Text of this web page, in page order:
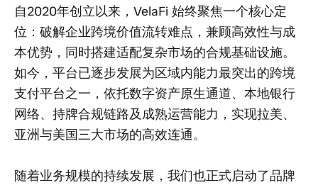
自2020年创立以来，VelaFi 始终聚焦一个核心定
位：破解企业跨境价值流转难点，兼顾高效性与成
本优势，同时搭建适配复杂市场的合规基础设施。
如今，平台已逐步发展为区域内能力最突出的跨境
支付平台之一，依托数字资产原生通道、本地银行
网络、持牌合规链路及成熟运营能力，实现拉美、
亚洲与美国三大市场的高效连通。
随着业务规模的持续发展，我们也正式启动了品牌